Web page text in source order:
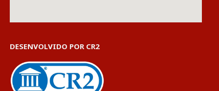
DESENVOLVIDO POR CR2